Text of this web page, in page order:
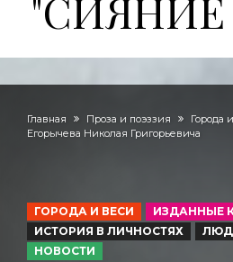
Главная Проза и поэззия Города
Егорычева Николая Григорьевича
ГОРОДА И ВЕСИ
ИЗДАННЫЕ
ИСТОРИЯ В ЛИЧНОСТЯХ
НОВОСТИ